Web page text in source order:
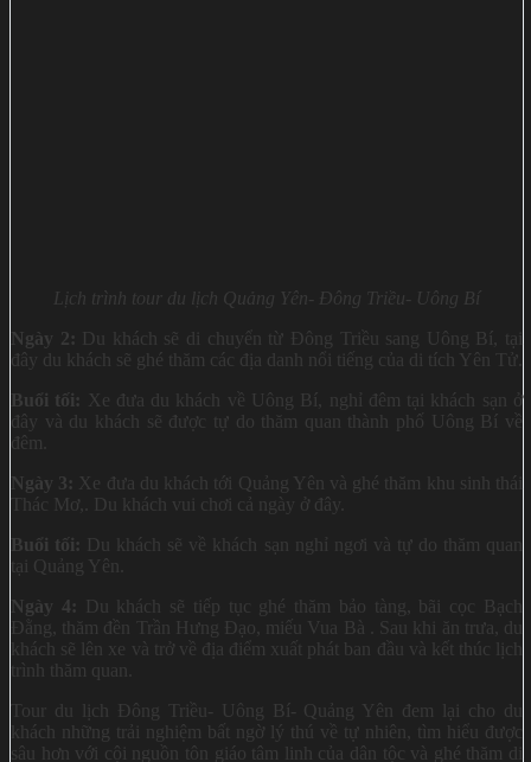
Lịch trình tour du lịch Quảng Yên- Đông Triều- Uông Bí
Ngày 2: Du khách sẽ di chuyển từ Đông Triều sang Uông Bí, tại
đây du khách sẽ ghé thăm các địa danh nổi tiếng của di tích Yên Tử.
Buổi tối: Xe đưa du khách về Uông Bí, nghỉ đêm tại khách sạn ở
đây và du khách sẽ được tự do thăm quan thành phố Uông Bí về
đêm.
Ngày 3: Xe đưa du khách tới Quảng Yên và ghé thăm khu sinh thái
Thác Mơ,. Du khách vui chơi cả ngày ở đây.
Buổi tối: Du khách sẽ về khách sạn nghỉ ngơi và tự do thăm quan
tại Quảng Yên.
Ngày 4:
Du khách sẽ tiếp tục ghé thăm bảo tàng, bãi cọc Bạch
Đằng, thăm đền Trần Hưng Đạo, miếu Vua Bà . Sau khi ăn trưa, du
khách sẽ lên xe và trở về địa điểm xuất phát ban đầu và kết thúc lịch
trình thăm quan.
Tour du lịch Đông Triều- Uông Bí- Quảng Yên đem lại cho du
khách những trải nghiệm bất ngờ lý thú về tự nhiên, tìm hiểu được
sâu hơn với cội nguồn tôn giáo tâm linh của dân tộc và ghé thăm di